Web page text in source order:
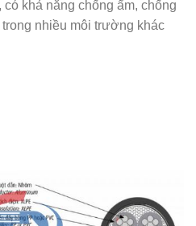
khả năng chống ẩm, chống
nhiều môi trường khác